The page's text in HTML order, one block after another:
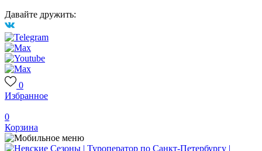
Давайте дружить:
0
Избранное
0
Корзина